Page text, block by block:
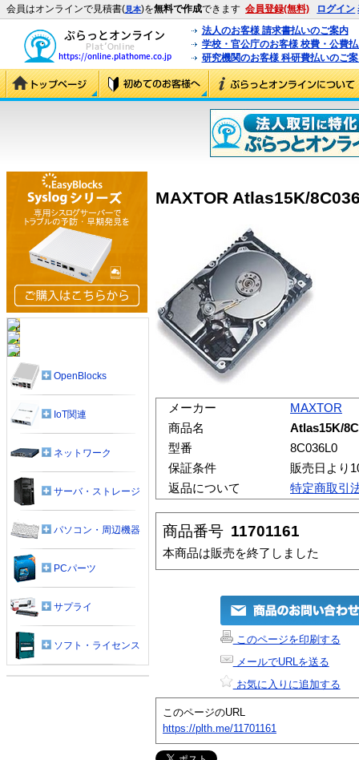
会員はオンラインで見積書(見本)を無料で作成できます 会員登録(無料) ログイン
法人のお客様 請求書払いのご案内
学校・官公庁のお客様 校費・公費
研究機関のお客様 科研費払いのご
MAXTOR Atlas15K/
メーカー
MAXTOR
商品名
Atlas15K/
型番
8C036L0
保証条件
販売日より
返品について
特定商取引
商品番号 11701161
本商品は販売を終了しました
このページを印刷する
メールでURLを送る
お気に入りに追加する
このページのURL
https://plth.me/11701161
OpenBlocks
IoT関連
ネットワーク
サーバ・ストレージ
パソコン・周辺機器
PCパーツ
サプライ
ソフト・ライセンス